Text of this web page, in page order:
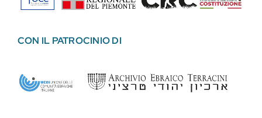
CON IL PATROCINIO DI